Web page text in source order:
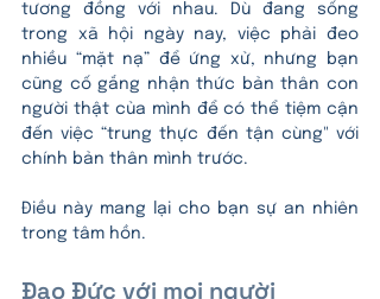
tương đồng với nhau. Dù đang sống
trong xã hội ngày nay, việc phải đeo
nhiều “mặt nạ” để ứng xử, nhưng bạn
cũng cố gắng nhận thức bản thân con
người thật của mình để có thể tiệm cận
đến việc “trung thực đến tận cùng" với
chính bản thân mình trước.
Điều này mang lại cho bạn sự an nhiên
trong tâm hồn.
Đạo Đức với mọi người